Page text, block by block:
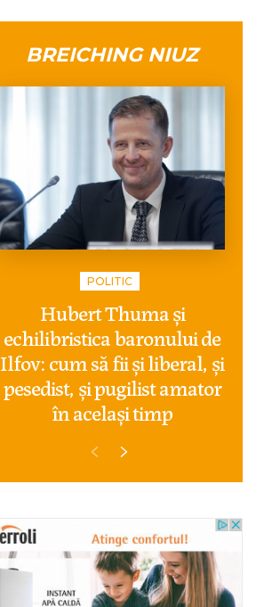
BREICHING NIUZ
POLITIC
Hubert Thuma și
echilibristica baronului de
Ilfov: cum să fii și liberal, și
pesedist, și pugilist amator
în același timp